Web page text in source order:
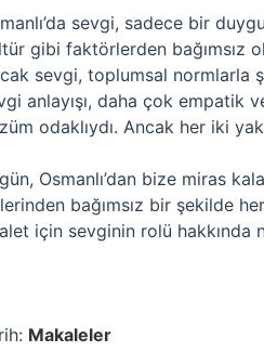
sevgi, sadece bir
gibi faktörlerden bağımsız
sevgi, toplumsal normlarla
anlayışı, daha çok empatik
odaklıydı. Ancak her iki
Osmanlı’dan bize miras
bağımsız bir şekilde
için sevginin rolü hakkında
Makaleler